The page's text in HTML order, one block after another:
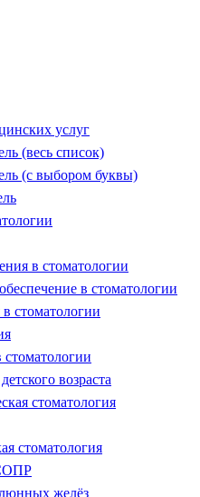
услуг
(весь список)
(с выбором буквы)
в стоматологии
в стоматологии
стоматологии
стоматологии
возраста
стоматология
стоматология
желёз